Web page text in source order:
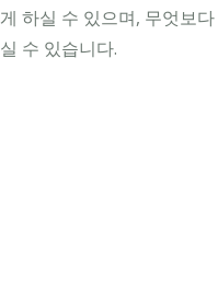
하실 수 있으며, 무엇보
수 있습니다.